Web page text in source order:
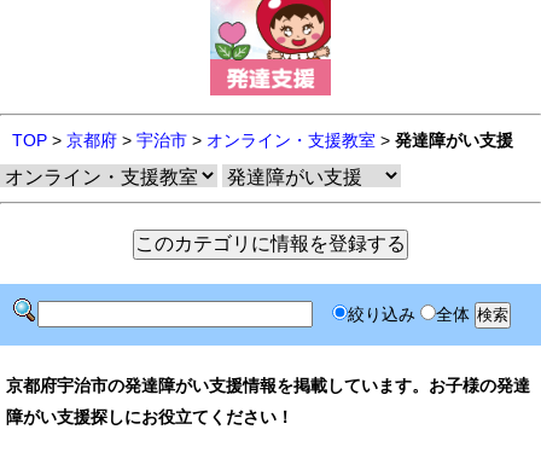
TOP > 京都府 > 宇治市 > オンライン・支援教室 > 発達障がい支援
絞り込み 全体
京都府宇治市の発達障がい支援情報を掲載しています。お子様の発達
障がい支援探しにお役立てください！